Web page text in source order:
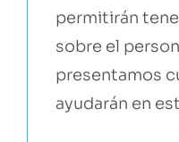
permitirán
sobre el
presentamos
ayudarán en